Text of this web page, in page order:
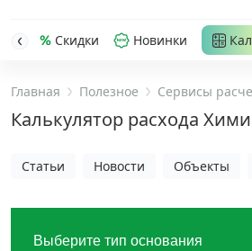
Акции
Скидки Новинки
Главная Полезное Сервисы
Калькулятор расхода
Статьи Новости Объекты
Выберите тип основания